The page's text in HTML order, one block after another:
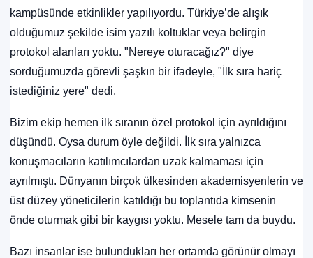
kampüsünde etkinlikler yapılıyordu. Türkiye’de alışık
olduğumuz şekilde isim yazılı koltuklar veya belirgin
protokol alanları yoktu. "Nereye oturacağız?" diye
sorduğumuzda görevli şaşkın bir ifadeyle, "İlk sıra hariç
istediğiniz yere" dedi.
Bizim ekip hemen ilk sıranın özel protokol için ayrıldığını
düşündü. Oysa durum öyle değildi. İlk sıra yalnızca
konuşmacıların katılımcılardan uzak kalmaması için
ayrılmıştı. Dünyanın birçok ülkesinden akademisyenlerin ve
üst düzey yöneticilerin katıldığı bu toplantıda kimsenin
önde oturmak gibi bir kaygısı yoktu. Mesele tam da buydu.
Bazı insanlar ise bulundukları her ortamda görünür olmayı